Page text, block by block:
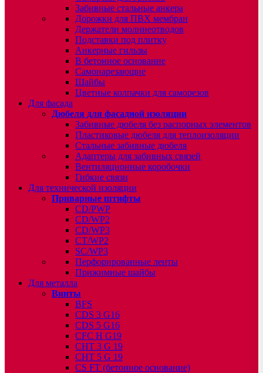
Забивные стальные анкера
Дорожки для ПВХ мембран
Держатели молниеотводов
Подставки под плитку
Анкерные гильзы
В бетонное основание
Самонарезающие
Шайбы
Цветные колпачки для саморезов
Для фасада
Дюбеля для фасадной изоляции
Забивные дюбеля без распорных элементов
Пластиковые дюбеля для теплоизоляции
Стальные забивные дюбеля
Адаптеры для забивных связей
Вентиляционные коробочки
Гибкие связи
Для технической изоляции
Приварные штифты
CD/PWP
CD/WP2
CD/WP3
CT/WP2
SC/WP3
Перфорированные ленты
Прижимные шайбы
Для металла
Винты
BFS
CDS 3 G16
CDS 5 G16
CFC H G19
CHT 3 G 19
CHT 5 G 19
CS FT (бетонное основание)